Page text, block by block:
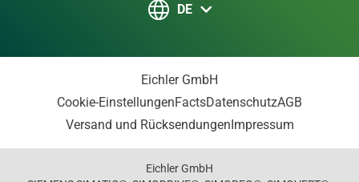
DE
Eichler GmbH
Cookie-EinstellungenFactsDatenschutzAGB
Versand und RücksendungenImpressum
Eichler GmbH